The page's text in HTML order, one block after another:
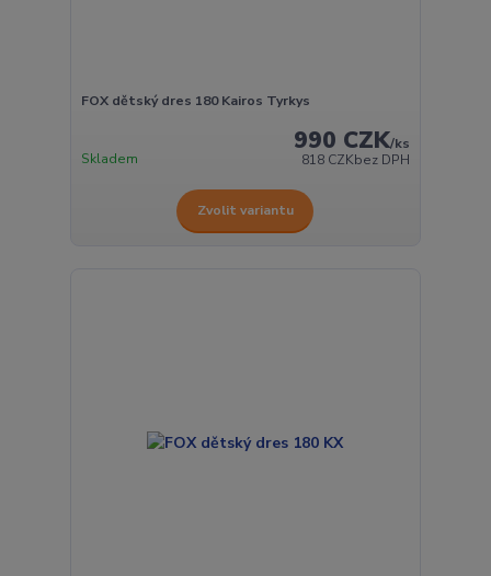
FOX dětský dres 180 Kairos Tyrkys
990 CZK/ks
818 CZKbez DPH
Skladem
Zvolit variantu